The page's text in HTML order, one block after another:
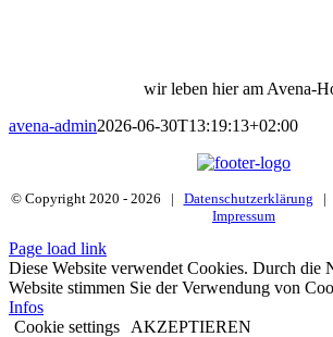
wir leben hier am Avena-
avena-admin2026-06-30T13:19:13+02:00
© Copyright 2020 - 2026 | Datenschutzerklärung |
Impressum
Page load link
Diese Website verwendet Cookies. Durch die
Website stimmen Sie der Verwendung von
Infos
Cookie settings
AKZEPTIEREN